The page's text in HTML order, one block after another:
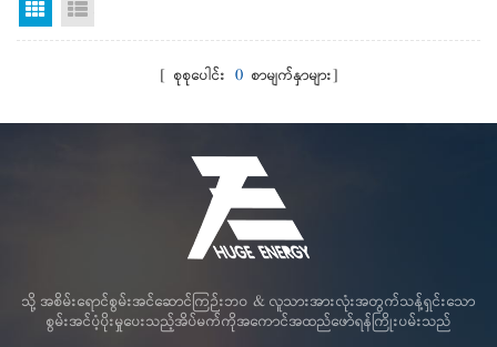
Grid မြင်ကွင်း
[ စုစုပေါင်း 0စာမျက်နှာများ]
သို့ အစိမ်းရောင်စွမ်းအင်ဆောင်ကြဉ်းဘဝ & လူသားအားလုံးအတွက်သန့်ရှင်းသော
စွမ်းအင်ပံ့ပိုးမှုပေးသည့်အိပ်မက်ကိုအကောင်အထည်ဖော်ရန်ကြိုးပမ်းသည်